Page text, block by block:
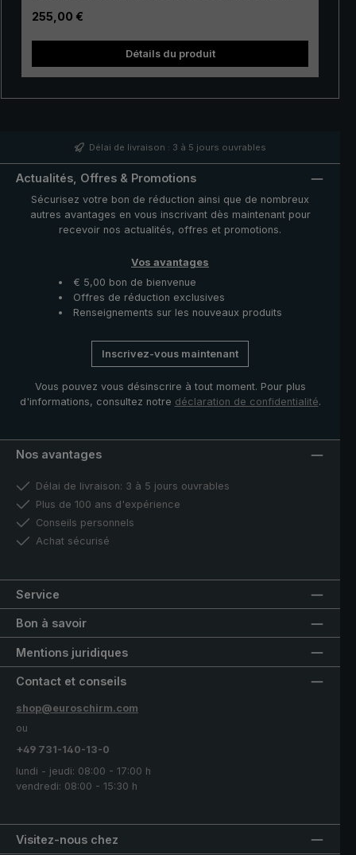
hommes un investissement pour la vie. La toile de
couverture est fabriquée en polyester précieux
européen de haute qualité et a une taille agréable. Pour
la canne, les baleines et le tape terre, on utilise un
une stabilité particulière. Le bois d'acacia, à la fois
confèrent à la poignée une stabilité et une insensibilité
sa bande décorative incrustée sur la poignée, le
fermeture avec bouton en nacre et pièces
fonctionnelles telles que le coulant et la noix en acier
inoxydable de haute qualité. La housse avec fermeture
complète ce modèle exclusif.
Prix régulier :
255,00 €
Détails du produit
Délai de livraison : 3 à 5 jours ouvrables
Actualités, Offres & Promotions
Sécurisez votre bon de réduction ainsi que de nombreux
autres avantages en vous inscrivant dès maintenant pour
recevoir nos actualités, offres et promotions.
Vos avantages
€ 5,00 bon de bienvenue
Offres de réduction exclusives
Renseignements sur les nouveaux produits
Inscrivez-vous maintenant
Vous pouvez vous désinscrire à tout moment. Pour plus
d'informations, consultez notre déclaration de confidentialité.
Nos avantages
Délai de livraison: 3 à 5 jours ouvrables
Plus de 100 ans d'expérience
Conseils personnels
Achat sécurisé
Service
Bon à savoir
Mentions juridiques
Visitez-nous chez
Contact et conseils
shop@euroschirm.com
ou
+49 731-140-13-0
lundi - jeudi: 08:00 - 17:00 h
vendredi: 08:00 - 15:30 h